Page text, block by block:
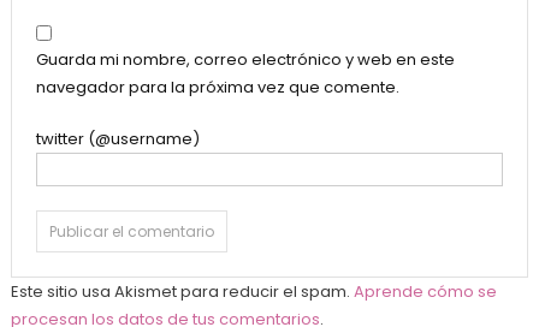
Guarda mi nombre, correo electrónico y web en este
navegador para la próxima vez que comente.
twitter (@username)
Este sitio usa Akismet para reducir el spam. Aprende cómo se
procesan los datos de tus comentarios.